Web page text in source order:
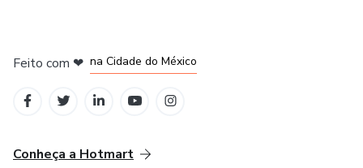
Feito com ❤ na Cidade do México
Conheça a Hotmart